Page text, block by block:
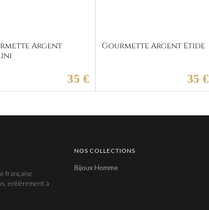
Argent
35 €
Gourmette Argent Etide
35 €
française
entièrement à
NOS COLLECTIONS
Bijoux Homme